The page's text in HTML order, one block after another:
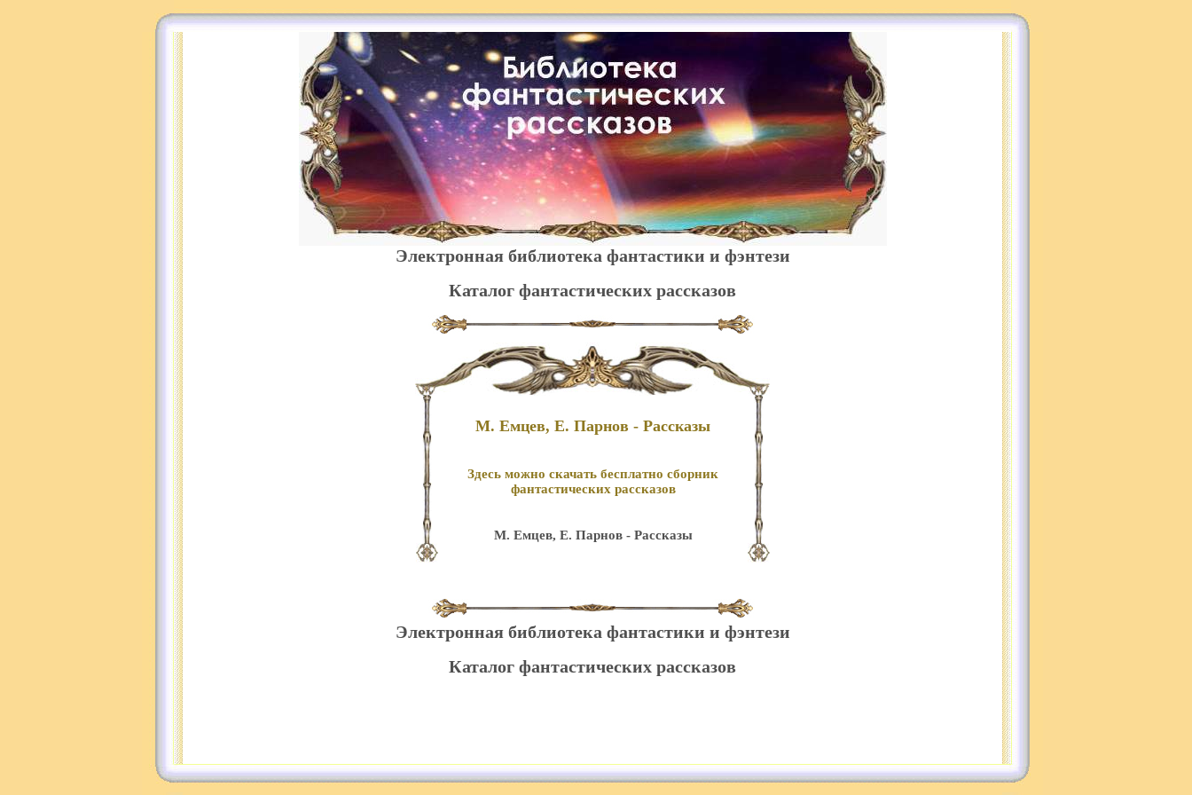
Электронная библиотека фантастики и фэнтези
Каталог фантастических рассказов
М. Емцев, Е. Парнов - Рассказы
Здесь можно скачать бесплатно сборник
фантастических рассказов
М. Емцев, Е. Парнов - Рассказы
Электронная библиотека фантастики и фэнтези
Каталог фантастических рассказов